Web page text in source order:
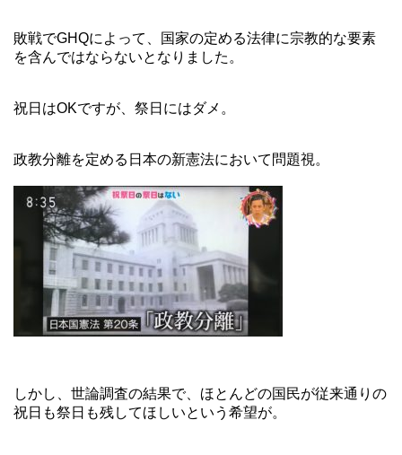
敗戦でGHQによって、国家の定める法律に宗教的な要素
を含んではならないとなりました。
祝日はOKですが、祭日にはダメ。
政教分離を定める日本の新憲法において問題視。
しかし、世論調査の結果で、ほとんどの国民が従来通りの
祝日も祭日も残してほしいという希望が。